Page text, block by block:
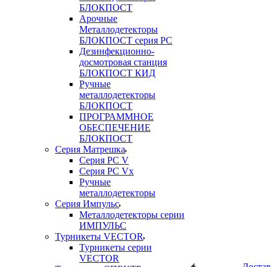
БЛОКПОСТ
Арочные
Металлодетекторы
БЛОКПОСТ серия РС
Дезинфекционно-
досмотровая станция
БЛОКПОСТ КИД
Ручные
металлодетекторы
БЛОКПОСТ
ПРОГРАММНОЕ
ОБЕСПЕЧЕНИЕ
БЛОКПОСТ
Серия Матрешка
Серия PC V
Серия PC Vx
Ручные
металлодетекторы
Серия Импульс
Металлодетекторы серии
ИМПУЛЬС
Турникеты VECTOR
Турникеты серии
VECTOR